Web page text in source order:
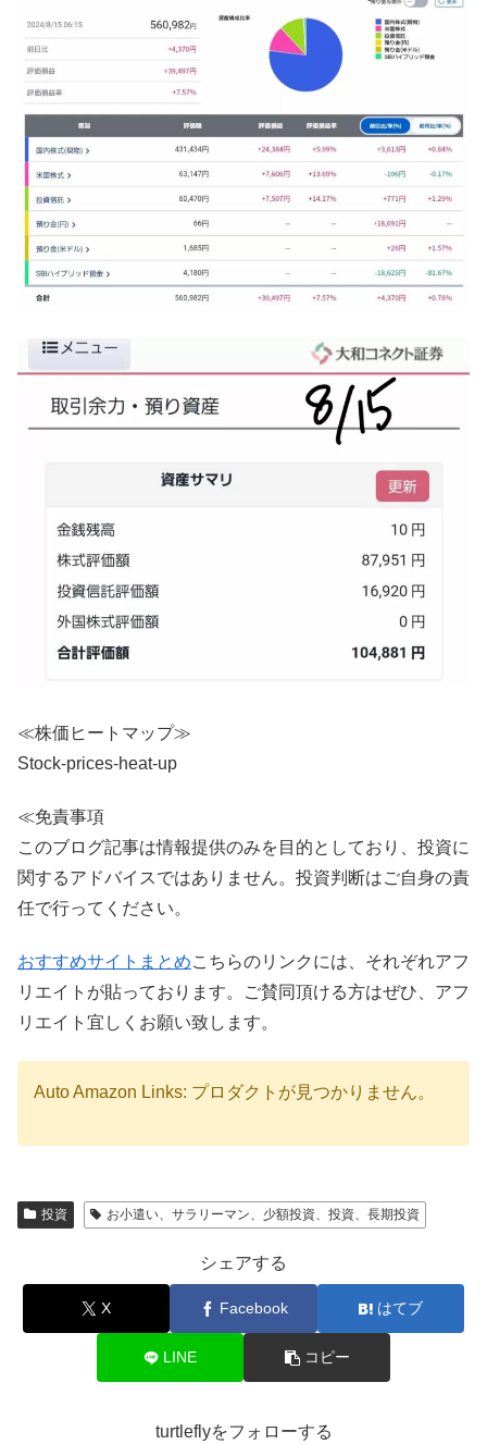
≪株価ヒートマップ≫
Stock-prices-heat-up
≪免責事項
このブログ記事は情報提供のみを目的としており、投資に
関するアドバイスではありません。投資判断はご自身の責
任で行ってください。
おすすめサイトまとめこちらのリンクには、それぞれアフ
リエイトが貼っております。ご賛同頂ける方はぜひ、アフ
リエイト宜しくお願い致します。
Auto Amazon Links: プロダクトが見つかりません。
投資 お小遣い、サラリーマン、少額投資、投資、長期投資
シェアする
X Facebook はてブ
LINE コピー
turtleflyをフォローする